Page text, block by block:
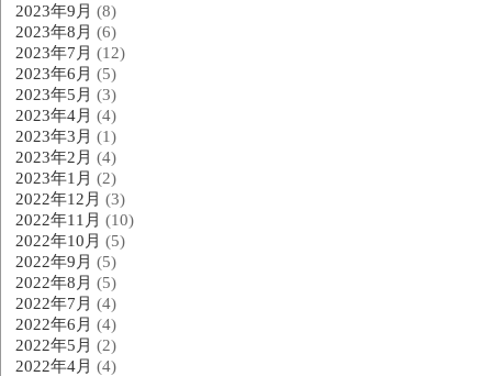
2023年9月 (8)
2023年8月 (6)
2023年7月 (12)
2023年6月 (5)
2023年5月 (3)
2023年4月 (4)
2023年3月 (1)
2023年2月 (4)
2023年1月 (2)
2022年12月 (3)
2022年11月 (10)
2022年10月 (5)
2022年9月 (5)
2022年8月 (5)
2022年7月 (4)
2022年6月 (4)
2022年5月 (2)
2022年4月 (4)